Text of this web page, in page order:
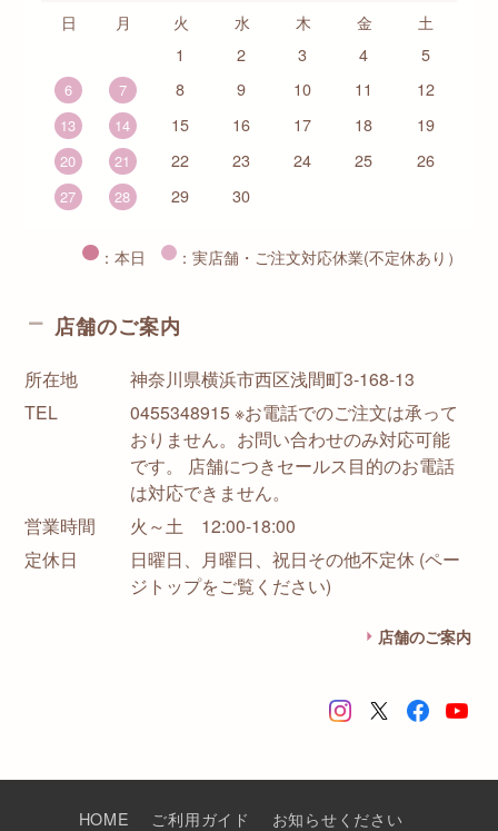
日 月 火 水 木 金
土
1
2 3 4 5
6 7 8 9 10 11 12
13 14 15 16 17 18 19
20 21 22 23 24 25 26
27 28 29 30
：本日 ：実店舗・ご注文対応休業(不定休あり）
店舗のご案内
所在地
神奈川県横浜市西区浅間町3-168-13
TEL
0455348915 ※お電話でのご注文は承って
おりません。お問い合わせのみ対応可能
です。 店舗につきセールス目的のお電話
は対応できません。
営業時間
火～土 12:00-18:00
定休日
日曜日、月曜日、祝日その他不定休 (ペー
ジトップをご覧ください)
店舗のご案内
HOME ご利用ガイド お知らせください